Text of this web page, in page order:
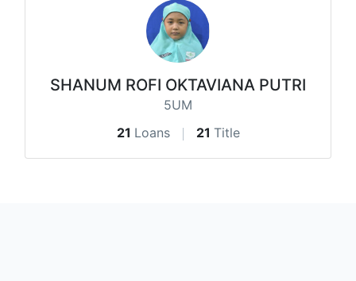
SHANUM ROFI OKTAVIANA PUTRI
5UM
21 Loans 21 Title